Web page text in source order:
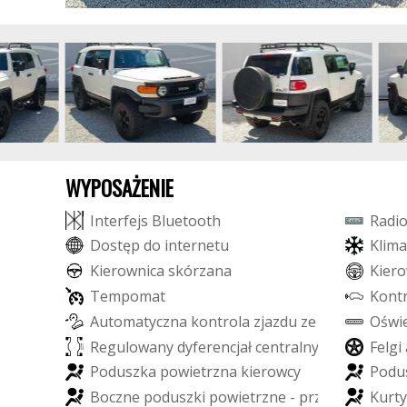
WYPOSAŻENIE
Interfejs Bluetooth Radio
Dostęp do internetu Klima
Kierownica skórzana Kiero
Tempomat Kont
Automatyczna kontrola zjazdu ze ku Oświ
Regulowanydyferencjałcentralny Felgi
Poduszka powietrzna kierowcy Podu
Boczne poduszki powietrzne - prz Kurty